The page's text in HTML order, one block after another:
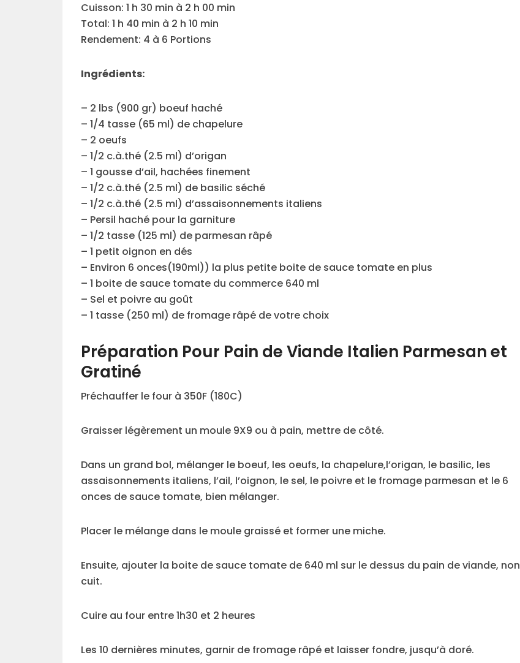
Cuisson: 1 h 30 min à 2 h 00 min
Total: 1 h 40 min à 2 h 10 min
Rendement: 4 à 6 Portions
Ingrédients:
– 2 lbs (900 gr) boeuf haché
– 1/4 tasse (65 ml) de chapelure
– 2 oeufs
– 1/2 c.à.thé (2.5 ml) d’origan
– 1 gousse d’ail, hachées finement
– 1/2 c.à.thé (2.5 ml) de basilic séché
– 1/2 c.à.thé (2.5 ml) d’assaisonnements italiens
– Persil haché pour la garniture
– 1/2 tasse (125 ml) de parmesan râpé
– 1 petit oignon en dés
– Environ 6 onces(190ml)) la plus petite boite de sauce tomate en plus
– 1 boite de sauce tomate du commerce 640 ml
– Sel et poivre au goût
– 1 tasse (250 ml) de fromage râpé de votre choix
Préparation Pour Pain de Viande Italien Parmesan et
Gratiné
Préchauffer le four à 350F (180C)
Graisser légèrement un moule 9X9 ou à pain, mettre de côté.
Dans un grand bol, mélanger le boeuf, les oeufs, la chapelure,l’origan, le basilic, les
assaisonnements italiens, l’ail, l’oignon, le sel, le poivre et le fromage parmesan et le 6
onces de sauce tomate, bien mélanger.
Placer le mélange dans le moule graissé et former une miche.
Ensuite, ajouter la boite de sauce tomate de 640 ml sur le dessus du pain de viande, non
cuit.
Cuire au four entre 1h30 et 2 heures
Les 10 dernières minutes, garnir de fromage râpé et laisser fondre, jusqu’à doré.